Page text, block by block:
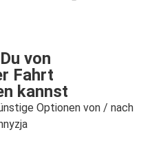
von
Fahrt
kannst
Optionen von / nach